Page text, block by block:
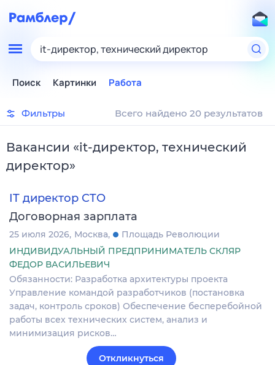
it-директор, технический директор
Поиск Картинки Работа
Фильтры Всего найдено 20 результатов
Вакансии «it-директор, технический
директор»
IT директор CTO
Договорная зарплата
25 июля 2026 Москва
Площадь Революции
ИНДИВИДУАЛЬНЫЙ ПРЕДПРИНИМАТЕЛЬ СКЛЯР
ФЕДОР ВАСИЛЬЕВИЧ
Обязанности: Разработка архитектуры проекта
Управление командой разработчиков (постановка
задач, контроль сроков) Обеспечение бесперебойной
работы всех технических систем, анализ и
минимизация рисков…
Откликнуться